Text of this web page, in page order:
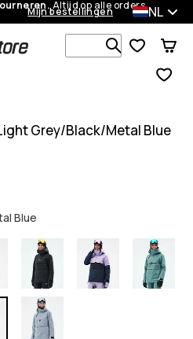
Altijd op alle orders.
Mijn bestellingen NL
Zoek in 1
Grey/Black/Metal Blue
Blue